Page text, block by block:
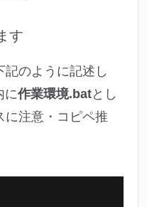
す
記のように記述し
に作業環境.batとし
に注意・コピペ推